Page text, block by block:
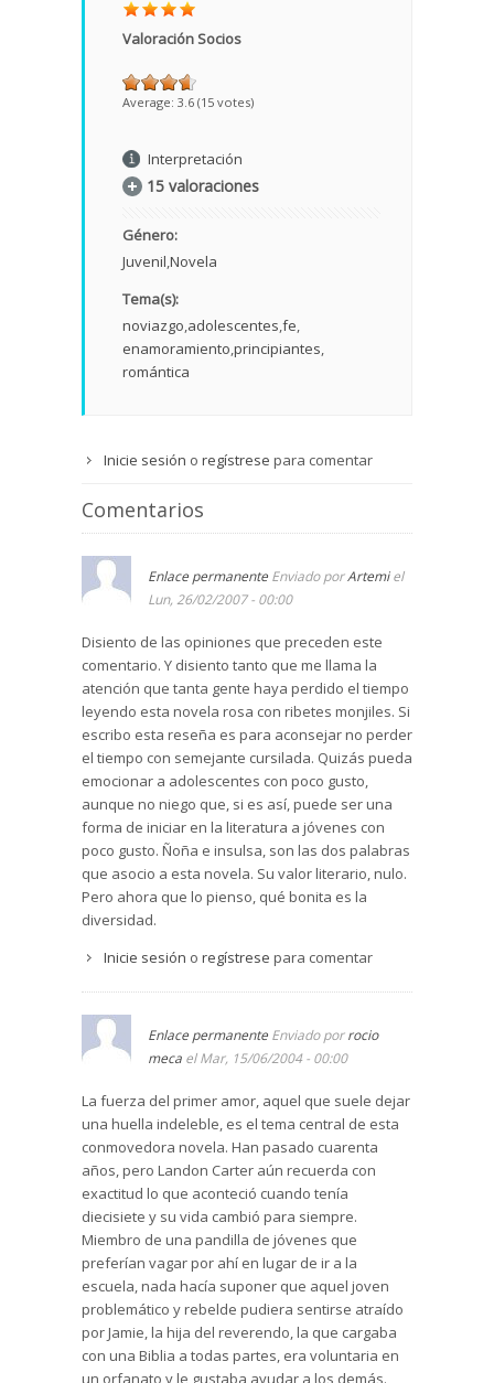
Valoración Socios
Average: 3.6 (15 votes)
Interpretación
15 valoraciones
Género:
Juvenil Novela
Tema(s):
noviazgo adolescentes fe
enamoramiento principiantes
romántica
Inicie sesión o regístrese para comentar
Comentarios
Enlace permanente Enviado porArtemiel
Lun, 26/02/2007 - 00:00
Disiento de las opiniones que preceden este
comentario. Y disiento tanto que me llama la
atención que tanta gente haya perdido el tiempo
leyendo esta novela rosa con ribetes monjiles. Si
escribo esta reseña es para aconsejar no perder
el tiempo con semejante cursilada. Quizás pueda
emocionar a adolescentes con poco gusto,
aunque no niego que, si es así, puede ser una
forma de iniciar en la literatura a jóvenes con
poco gusto. Ñoña e insulsa, son las dos palabras
que asocio a esta novela. Su valor literario, nulo.
Pero ahora que lo pienso, qué bonita es la
diversidad.
Inicie sesión o regístrese para comentar
Enlace permanente Enviado porrocio
meca el Mar, 15/06/2004 - 00:00
La fuerza del primer amor, aquel que suele dejar
una huella indeleble, es el tema central de esta
conmovedora novela. Han pasado cuarenta
años, pero Landon Carter aún recuerda con
exactitud lo que aconteció cuando tenía
diecisiete y su vida cambió para siempre.
Miembro de una pandilla de jóvenes que
preferían vagar por ahí en lugar de ir a la
escuela, nada hacía suponer que aquel joven
problemático y rebelde pudiera sentirse atraído
por Jamie, la hija del reverendo, la que cargaba
con una Biblia a todas partes, era voluntaria en